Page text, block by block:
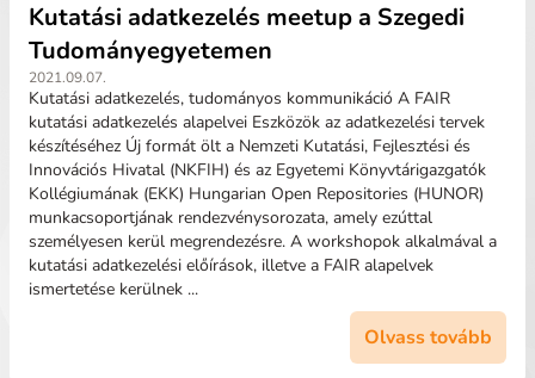
Kutatási adatkezelés meetup a Szegedi
Tudományegyetemen
2021.09.07.
Kutatási adatkezelés, tudományos kommunikáció A FAIR
kutatási adatkezelés alapelvei Eszközök az adatkezelési tervek
készítéséhez Új formát ölt a Nemzeti Kutatási, Fejlesztési és
Innovációs Hivatal (NKFIH) és az Egyetemi Könyvtárigazgatók
Kollégiumának (EKK) Hungarian Open Repositories (HUNOR)
munkacsoportjának rendezvénysorozata, amely ezúttal
személyesen kerül megrendezésre. A workshopok alkalmával a
kutatási adatkezelési előírások, illetve a FAIR alapelvek
ismertetése kerülnek ...
Olvass tovább